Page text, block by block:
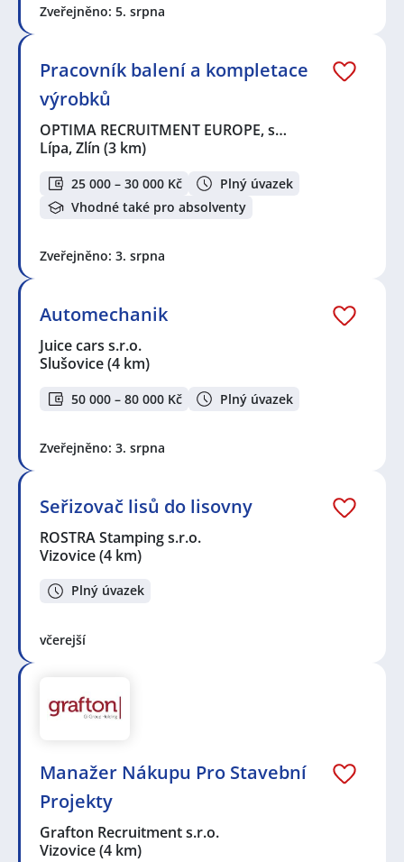
Zveřejněno: 5. srpna
Pracovník balení a kompletace
výrobků
OPTIMA RECRUITMENT EUROPE, s…
Lípa, Zlín (3 km)
25 000 – 30 000 Kč
Plný úvazek
Vhodné také pro absolventy
Zveřejněno: 3. srpna
Automechanik
Juice cars s.r.o.
Slušovice(4 km)
50 000 – 80 000 Kč Plný úvazek
Zveřejněno: 3. srpna
Seřizovač lisů do lisovny
ROSTRA Stamping s.r.o.
Vizovice(4 km)
Plný úvazek
včerejší
Manažer Nákupu Pro Stavební
Projekty
Grafton Recruitment s.r.o.
Vizovice(4 km)